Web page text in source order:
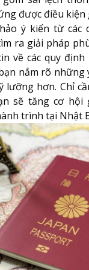
được điều kiện
ý kiến từ các
ra giải pháp
về các quy
nắm rõ những
lưỡng hơn. Chỉ
sẽ tăng cơ hội
trình tại Nhật